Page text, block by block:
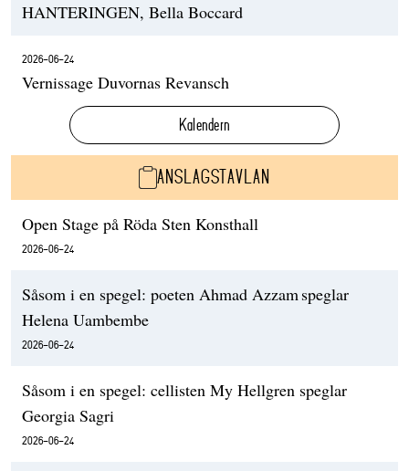
HANTERINGEN, Bella Boccard
2026-06-24
Vernissage Duvornas Revansch
Kalendern
ANSLAGSTAVLAN
Open Stage på Röda Sten Konsthall
2026-06-24
Såsom i en spegel: poeten Ahmad Azzam speglar
Helena Uambembe
2026-06-24
Såsom i en spegel: cellisten My Hellgren speglar
Georgia Sagri
2026-06-24